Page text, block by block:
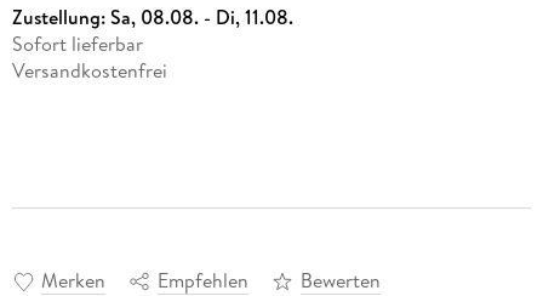
Zustellung:Sa, 08.08. - Di, 11.08.
Sofort lieferbar
Versandkostenfrei
Merken Empfehlen Bewerten